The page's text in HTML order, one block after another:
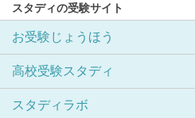
スタディの受験サイト
お受験じょうほう
高校受験スタディ
スタディラボ